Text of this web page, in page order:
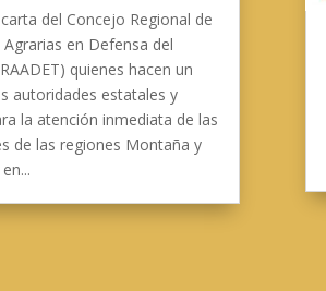
del Concejo Regional de
en Defensa del
quienes hacen un
autoridades estatales y
la atención inmediata de las
de las regiones Montaña y